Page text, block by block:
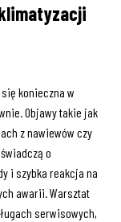
konieczna w
Objawy takie jak
z nawiewów czy
o
i szybka reakcja na
awarii. Warsztat
serwisowych,